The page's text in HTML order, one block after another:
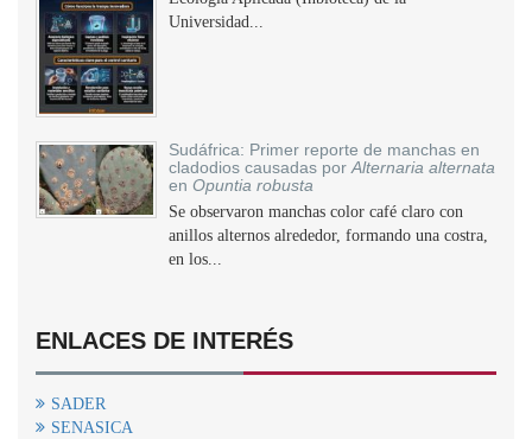
Universidad...
Sudáfrica: Primer reporte de manchas en
cladodios causadas por Alternaria alternata
en Opuntia robusta
Se observaron manchas color café claro con
anillos alternos alrededor, formando una costra,
en los...
ENLACES DE INTERÉS
SADER
SENASICA